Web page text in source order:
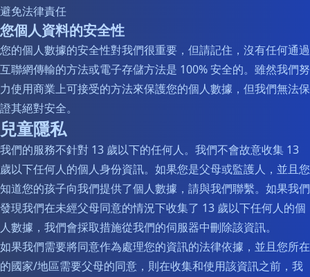
避免法律責任
您個人資料的安全性
您的個人數據的安全性對我們很重要，但請記住，沒有任何通過
互聯網傳輸的方法或電子存儲方法是 100% 安全的。雖然我們努
力使用商業上可接受的方法來保護您的個人數據，但我們無法保
證其絕對安全。
兒童隱私
我們的服務不針對 13 歲以下的任何人。我們不會故意收集 13
歲以下任何人的個人身份資訊。如果您是父母或監護人，並且您
知道您的孩子向我們提供了個人數據，請與我們聯繫。如果我們
發現我們在未經父母同意的情況下收集了 13 歲以下任何人的個
人數據，我們會採取措施從我們的伺服器中刪除該資訊。
如果我們需要將同意作為處理您的資訊的法律依據，並且您所在
的國家/地區需要父母的同意，則在收集和使用該資訊之前，我